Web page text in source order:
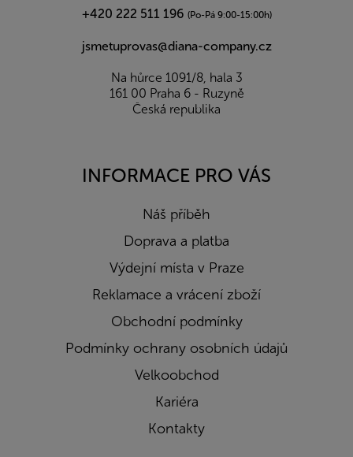
+420 222 511 196 (Po-Pá 9:00-15:00h)
jsmetuprovas@diana-company.cz
Na hůrce 1091/8, hala 3
161 00 Praha 6 - Ruzyně
Česká republika
INFORMACE PRO VÁS
Náš příběh
Doprava a platba
Výdejní místa v Praze
Reklamace a vrácení zboží
Obchodní podmínky
Podmínky ochrany osobních údajů
Velkoobchod
Kariéra
Kontakty